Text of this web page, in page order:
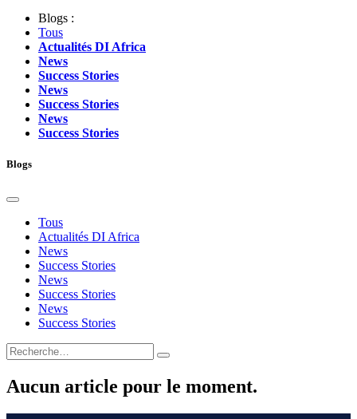
Blogs :
Tous
Actualités DI Africa
News
Success Stories
News
Success Stories
News
Success Stories
Blogs
Tous
Actualités DI Africa
News
Success Stories
News
Success Stories
News
Success Stories
Aucun article pour le moment.